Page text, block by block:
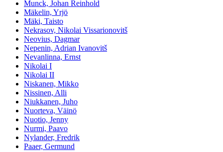
Munck, Johan Reinhold
Mäkelin, Yrjö
Mäki, Taisto
Nekrasov, Nikolai Vissarionovitš
Neovius, Dagmar
Nepenin, Adrian Ivanovitš
Nevanlinna, Ernst
Nikolai I
Nikolai II
Niskanen, Mikko
Nissinen, Alli
Niukkanen, Juho
Nuorteva, Väinö
Nuotio, Jenny
Nurmi, Paavo
Nylander, Fredrik
Paaer, Germund